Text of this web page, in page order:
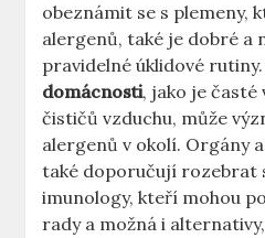
obeznámit se s plemeny,
alergenů, také je dobré a
pravidelné úklidové rutiny.
domácnosti, jako je časté
čističů vzduchu, může
alergenů v okolí. Orgány
také doporučují rozebrat
imunology, kteří mohou
rady a možná i